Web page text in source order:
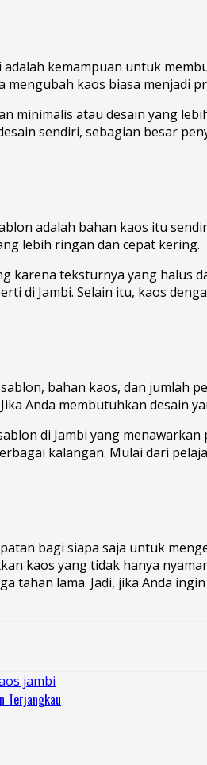
kemampuan untuk
mengubah kaos biasa menjadi
minimalis atau desain yang
sendiri, sebagian besar
adalah bahan kaos itu
lebih ringan dan cepat kering.
karena teksturnya yang halus
di Jambi. Selain itu, kaos
bahan kaos, dan jumlah
Anda membutuhkan
di Jambi yang
kalangan. Mulai dari
bagi siapa saja untuk
kaos yang tidak hanya
tahan lama. Jadi, jika Anda
jambi
Terjangkau